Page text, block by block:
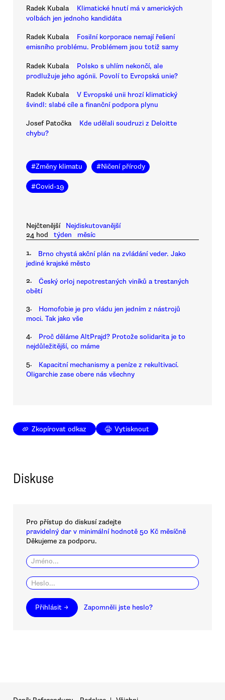
Radek Kubala
Klimatické hnutí má v amerických
volbách jen jednoho kandidáta
Radek Kubala
Fosilní korporace nemají řešení
emisního problému. Problémem jsou totiž samy
Radek Kubala
Polsko s uhlím nekončí, ale
prodlužuje jeho agónii. Povolí to Evropská unie?
Radek Kubala
V Evropské unii hrozí klimatický
švindl: slabé cíle a finanční podpora plynu
Josef Patočka
Kde udělali soudruzi z Deloitte
chybu?
#Změny klimatu #Ničení přírody
#Covid-19
Nejčtenější
Nejdiskutovanější
24 hod
týden měsíc
1.
Brno chystá akční plán na zvládání veder. Jako
jediné krajské město
2.
Český orloj nepotrestaných viníků a trestaných
obětí
3.
Homofobie je pro vládu jen jedním z nástrojů
moci. Tak jako vše
4.
Proč děláme AltPrajd? Protože solidarita je to
nejdůležitější, co máme
5.
Kapacitní mechanismy a peníze z rekultivací.
Oligarchie zase obere nás všechny
Zkopírovat odkaz Vytisknout
Diskuse
Pro přístup do diskusí zadejte
pravidelný dar v minimální hodnotě 50 Kč měsíčně
Děkujeme za podporu.
Přihlásit → Zapomněli jste heslo?